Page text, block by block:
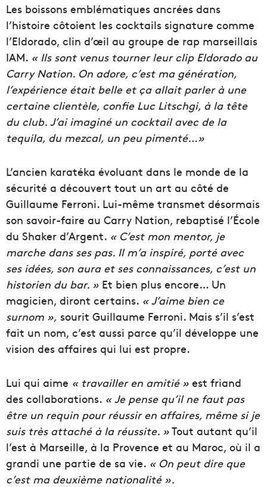
Les boissons emblématiques ancrées dans
l’histoire côtoient les cocktails signature comme
l’Eldorado, clin d’œil au groupe de rap marseillais
IAM. « Ils sont venus tourner leur clip Eldorado au
Carry Nation. On adore, c’est ma génération,
l’expérience était belle et ça allait parler à une
certaine clientèle, confie Luc Litschgi, à la tête
du club. J’ai imaginé un cocktail avec de la
tequila, du mezcal, un peu pimenté…»
L’ancien karatéka évoluant dans le monde de la
sécurité a découvert tout un art au côté de
Guillaume Ferroni. Lui-même transmet désormais
son savoir-faire au Carry Nation, rebaptisé l’École
du Shaker d’Argent. « C’est mon mentor, je
marche dans ses pas. Il m’a inspiré, porté avec
ses idées, son aura et ses connaissances, c’est un
historien du bar. » Et bien plus encore… Un
magicien, diront certains. « J’aime bien ce
surnom », sourit Guillaume Ferroni. Mais s’il s’est
fait un nom, c’est aussi parce qu’il développe une
vision des affaires qui lui est propre.
Lui qui aime « travailler en amitié » est friand
des collaborations. « Je pense qu’il ne faut pas
être un requin pour réussir en affaires, même si je
suis très attaché à la réussite. »Tout autant qu’il
l’est à Marseille, à la Provence et au Maroc, où il a
grandi une partie de sa vie. « On peut dire que
c’est ma deuxième nationalité ».